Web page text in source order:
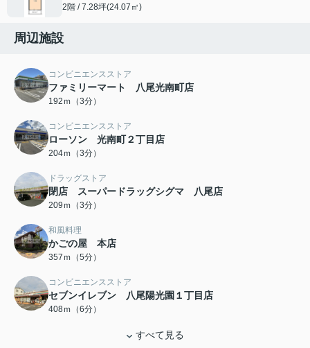
2階 / 7.28坪(24.07㎡)
周辺施設
コンビニエンスストア
ファミリーマート 八尾光南町店
192ｍ（3分）
コンビニエンスストア
ローソン 光南町２丁目店
204ｍ（3分）
ドラッグストア
閉店 スーパードラッグシグマ 八尾店
209ｍ（3分）
和風料理
かごの屋 本店
357ｍ（5分）
コンビニエンスストア
セブンイレブン 八尾陽光園１丁目店
408ｍ（6分）
すべて見る